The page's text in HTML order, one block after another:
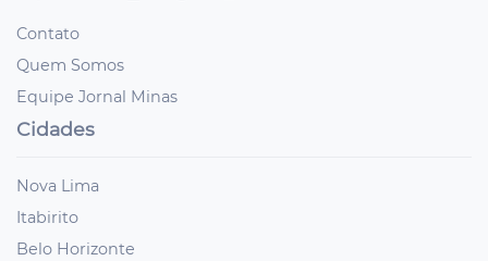
Contato
Quem Somos
Equipe Jornal Minas
Cidades
Nova Lima
Itabirito
Belo Horizonte